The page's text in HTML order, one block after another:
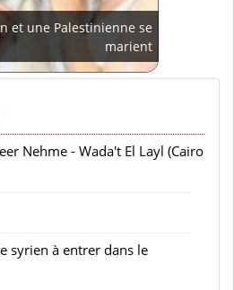
et une Palestinienne se
marient
Nehme - Wada't El Layl (Cairo
syrien à entrer dans le